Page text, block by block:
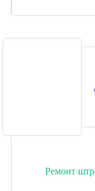
Ремонт